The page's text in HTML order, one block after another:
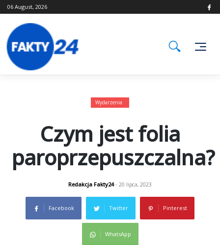
Skip
to
06 August, 2026
Wydarzenia
Czym jest folia
paroprzepuszczalna?
Redakcja Fakty24- 20 lipca, 2023
Facebook Twitter Pinterest
WhatsApp